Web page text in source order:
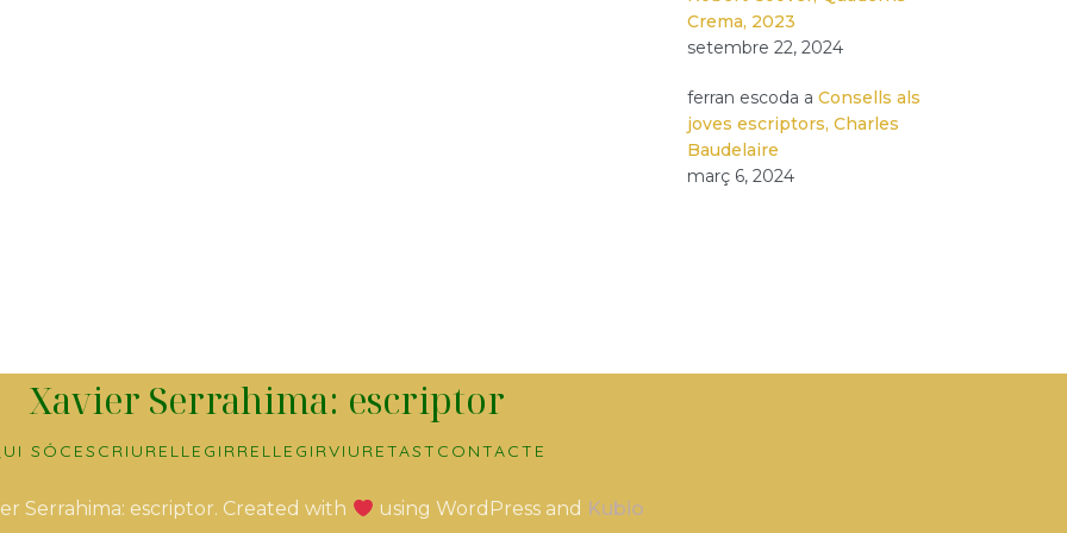
Crema, 2023
setembre 22, 2024
ferran escoda a Consells als
joves escriptors, Charles
Baudelaire
març 6, 2024
Xavier Serrahima: escriptor
SÓC ESCRIURE LLEGIRRELLEGIRVIURETAST CONTACTE
Serrahima: escriptor. Created with using WordPress and Kubio